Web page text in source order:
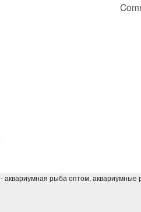
- аквариумная рыба оптом,